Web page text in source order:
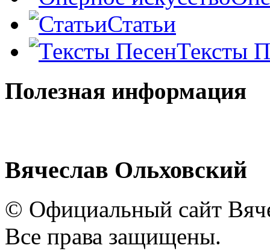
Статьи
Тексты
Полезная информация
Вячеслав Ольховский
© Официальный сайт
Все права защищены.